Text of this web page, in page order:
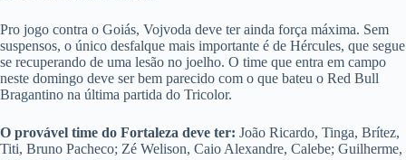
Pro jogo contra o Goiás, Vojvoda deve ter ainda força máxima. Sem
suspensos, o único desfalque mais importante é de Hércules, que segue
se recuperando de uma lesão no joelho. O time que entra em campo
neste domingo deve ser bem parecido com o que bateu o Red Bull
Bragantino na última partida do Tricolor.
O provável time do Fortaleza deve ter: João Ricardo, Tinga, Brítez,
Titi, Bruno Pacheco; Zé Welison, Caio Alexandre, Calebe; Guilherme,